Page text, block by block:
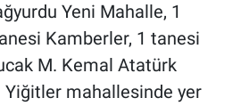
Yeni Mahalle, 1
Kamberler, 1 tanesi
M. Kemal Atatürk
mahallesinde yer